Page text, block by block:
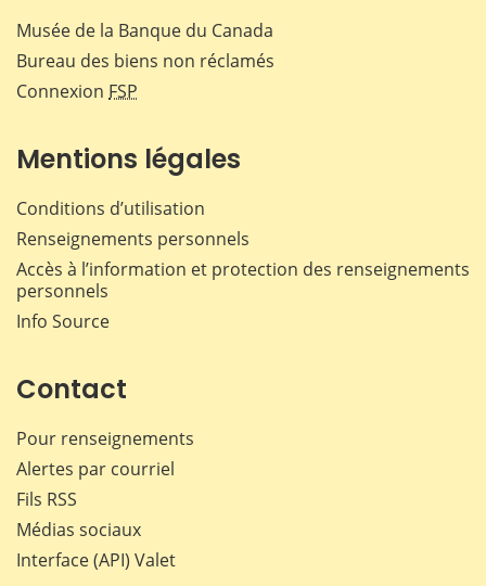
Musée de la Banque du Canada
Bureau des biens non réclamés
Connexion FSP
Mentions légales
Conditions d’utilisation
Renseignements personnels
Accès à l’information et protection des renseignements
personnels
Info Source
Contact
Pour renseignements
Alertes par courriel
Fils RSS
Médias sociaux
Interface (API) Valet